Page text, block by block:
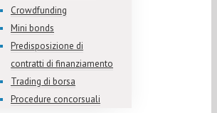
Crowdfunding
Mini bonds
Predisposizione di
contratti di finanziamento
Trading di borsa
Procedure concorsuali